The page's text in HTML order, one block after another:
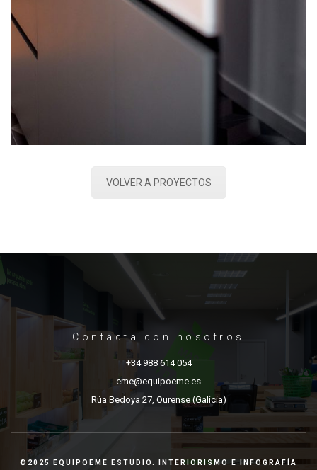
VOLVER A PROYECTOS
Contacta con nosotros
+34 988 614 054
eme@equipoeme.es
Rúa Bedoya 27, Ourense (Galicia)
©2025 EQUIPOEME ESTUDIO. INTERIORISMO E INFOGRAFÍA